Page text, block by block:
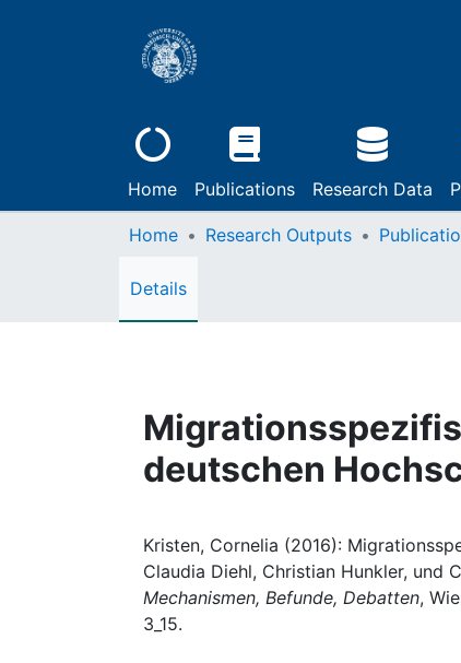
Home Publications Research Data
Home Research Outputs
Details
deutschen
Kristen, Cornelia (2016):
Claudia Diehl, Christian Hunkler, und
Mechanismen, Befunde, Debatten,
3_15.